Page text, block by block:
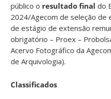
público o resultado final do
2024/Agecom de seleção de
de estágio de extensão
obrigatório – Proex –
Acervo Fotográfico da
de Arquivologia).
Classificados